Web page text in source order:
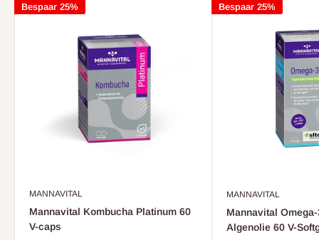
Bespaar 25%
MANNAVITAL
Mannavital Kombucha Platinum 60
V-caps
Bespaar 25%
MANNAVITAL
Mannavital
Algenolie 60 V-